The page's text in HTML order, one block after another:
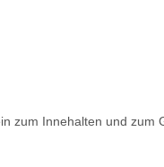
zum Innehalten und zum